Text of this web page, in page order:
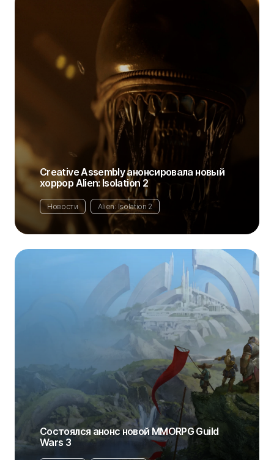
Creative Assembly анонсировала новый
хоррор Alien: Isolation 2
Новости Alien: Isolation 2
Состоялся анонс новой MMORPG Guild
Wars 3